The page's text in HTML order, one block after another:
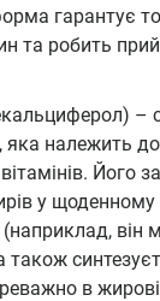
гарантує
та робить
–
яка належить
Його
у
він
також
в